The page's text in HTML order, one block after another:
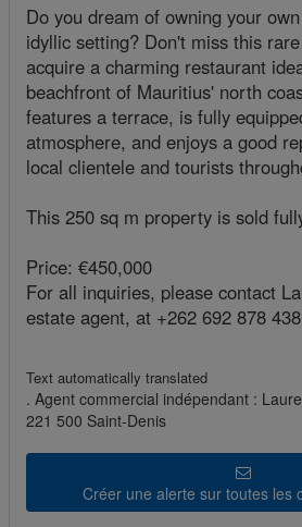
Do you dream of owning your
idyllic setting? Don't miss this
acquire a charming restaurant
beachfront of Mauritius' north
features a terrace, is fully
atmosphere, and enjoys a good
local clientele and tourists
This 250 sq m property is sold
Price: €450,000
For all inquiries, please contact
estate agent, at +262 692 878
Text automatically translated
. Agent commercial indépendant :
221 500 Saint-Denis
Créer une alerte sur toutes les